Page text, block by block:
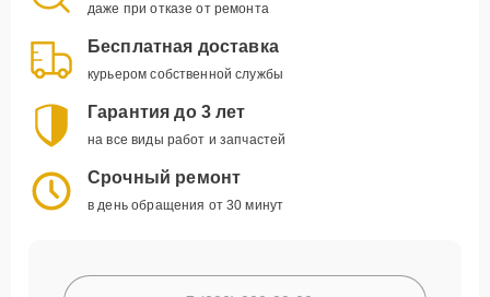
даже при отказе от ремонта
Бесплатная доставка
курьером собственной службы
Гарантия до 3 лет
на все виды работ и запчастей
Срочный ремонт
в день обращения от 30 минут